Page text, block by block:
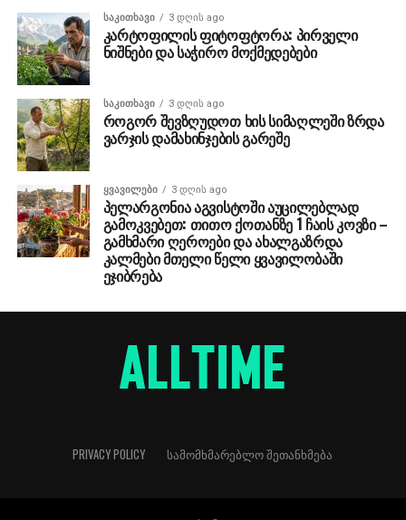
ᲡᲐᲙᲘᲗᲮᲐᲕᲘ 3 დღის ago
კარტოფილის ფიტოფტორა: პირველი
ნიშნები და საჭირო მოქმედებები
ᲡᲐᲙᲘᲗᲮᲐᲕᲘ 3 დღის ago
როგორ შევზღუდოთ ხის სიმაღლეში ზრდა
ვარჯის დამახინჯების გარეშე
ᲧᲕᲐᲕᲘᲚᲔᲑᲘ 3 დღის ago
პელარგონია აგვისტოში აუცილებლად
გამოკვებეთ: თითო ქოთანზე 1 ჩაის კოვზი –
გამხმარი ღეროები და ახალგაზრდა
კალმები მთელი წელი ყვავილობაში
ეჯიბრება
PRIVACY POLICY ᲡᲐᲛᲝᲛᲮᲛᲐᲠᲔᲑᲚᲝ ᲨᲔᲗᲐᲜᲮᲛᲔᲑᲐ